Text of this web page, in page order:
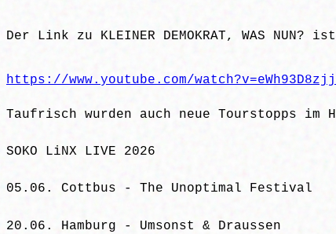
Der Link zu KLEINER DEMOKRAT, WAS NUN?
https://www.youtube.com/
Taufrisch wurden auch neue Tourstopps
SOKO LiNX LIVE 2026
05.06. Cottbus - The Unoptimal Festival
20.06. Hamburg - Umsonst & Draussen